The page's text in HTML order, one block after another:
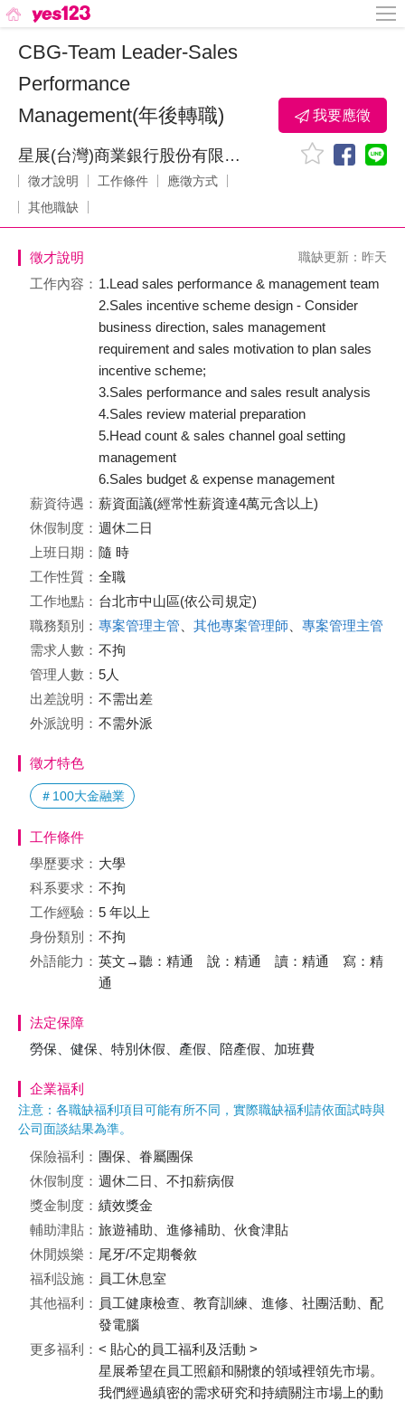
CBG-Team Leader-Sales
Performance
Management(年後轉職)
星展(台灣)商業銀行股份有限公司
徵才說明 工作條件
應徵方式
其他職缺
我要應徵
徵才說明 職缺更新：昨天
工作內容： 1.Lead sales performance & management team
2.Sales incentive scheme design - Consider
business direction, sales management
requirement and sales motivation to plan sales
incentive scheme;
3.Sales performance and sales result analysis
4.Sales review material preparation
5.Head count & sales channel goal setting
management
6.Sales budget & expense management
薪資待遇： 薪資面議(經常性薪資達4萬元含以上)
休假制度： 週休二日
上班日期： 隨 時
工作性質： 全職
工作地點： 台北市中山區(依公司規定)
職務類別： 專案管理主管 其他專案管理師
專案管理主管
需求人數： 不拘
管理人數： 5人
出差說明： 不需出差
外派說明： 不需外派
徵才特色
＃100大金融業
工作條件
學歷要求： 大學
科系要求： 不拘
工作經驗： 5 年以上
身份類別： 不拘
外語能力： 英文→聽：精通 說：精通 讀：精通 寫：精
通
法定保障
勞保、健保、特別休假、產假、陪產假、加班費
企業福利
注意：各職缺福利項目可能有所不同，實際職缺福利請依面試時與
公司面談結果為準。
保險福利： 團保、眷屬團保
休假制度： 週休二日、不扣薪病假
獎金制度： 績效獎金
輔助津貼： 旅遊補助、進修補助、伙食津貼
休閒娛樂： 尾牙/不定期餐敘
福利設施： 員工休息室
其他福利： 員工健康檢查、教育訓練、進修、社團活動、配
發電腦
更多福利： < 貼心的員工福利及活動 >
星展希望在員工照顧和關懷的領域裡領先市場。
我們經過縝密的需求研究和持續關注市場上的動